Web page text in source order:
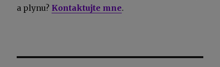
a plynu? Kontaktujte mne.